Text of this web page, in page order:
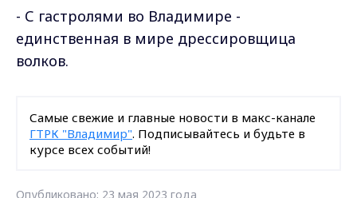
- С гастролями во Владимире -
единственная в мире дрессировщица
волков.
Самые свежие и главные новости в макс-канале
ГТРК "Владимир". Подписывайтесь и будьте в
курсе всех событий!
Опубликовано: 23 мая 2023 года